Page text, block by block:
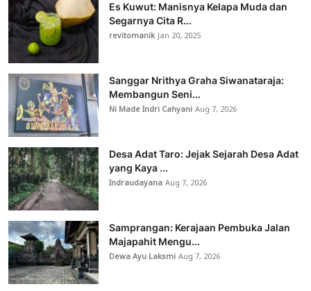
Es Kuwut: Manisnya Kelapa Muda dan
Segarnya Cita R...
revitomanikJan 20, 2025
Sanggar Nrithya Graha Siwanataraja:
Membangun Seni...
Ni Made Indri CahyaniAug 7, 2026
Desa Adat Taro: Jejak Sejarah Desa Adat
yang Kaya ...
IndraudayanaAug 7, 2026
Samprangan: Kerajaan Pembuka Jalan
Majapahit Mengu...
Dewa Ayu LaksmiAug 7, 2026